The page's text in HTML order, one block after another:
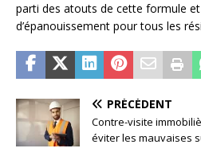
parti des atouts de cette formule et
d’épanouissement pour tous les
PRÉCÉDENT
Contre-visite
éviter les mauvaises